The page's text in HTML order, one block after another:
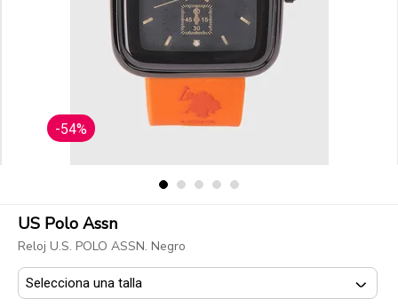
-54%
US Polo Assn
Reloj U.S. POLO ASSN. Negro